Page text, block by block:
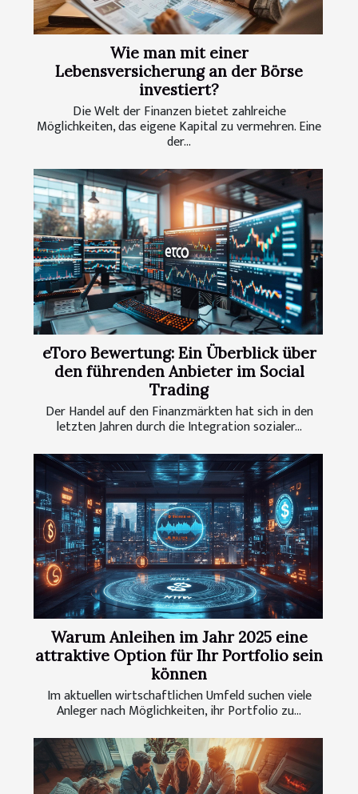
Wie man mit einer
Lebensversicherung an der Börse
investiert?
Die Welt der Finanzen bietet zahlreiche
Möglichkeiten, das eigene Kapital zu vermehren. Eine
der...
eToro Bewertung: Ein Überblick über
den führenden Anbieter im Social
Trading
Der Handel auf den Finanzmärkten hat sich in den
letzten Jahren durch die Integration sozialer...
Warum Anleihen im Jahr 2025 eine
attraktive Option für Ihr Portfolio sein
können
Im aktuellen wirtschaftlichen Umfeld suchen viele
Anleger nach Möglichkeiten, ihr Portfolio zu...